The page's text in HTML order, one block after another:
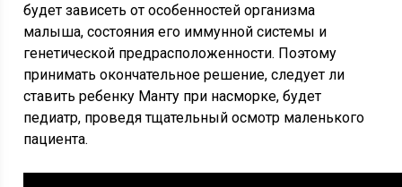
будет зависеть от особенностей организма
малыша, состояния его иммунной системы и
генетической предрасположенности. Поэтому
принимать окончательное решение, следует ли
ставить ребенку Манту при насморке, будет
педиатр, проведя тщательный осмотр маленького
пациента.